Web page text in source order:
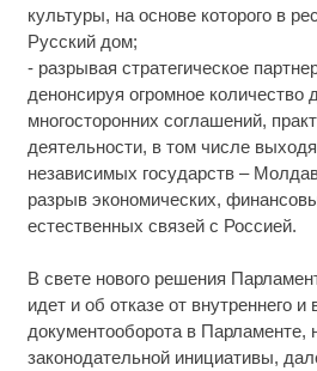
культуры, на основе которого в
Русский дом;
- разрывая стратегическое
денонсируя огромное количество
многосторонних соглашений,
деятельности, в том числе
независимых государств –
разрыв экономических,
естественных связей с Россией.
В свете нового решения
идет и об отказе от внутреннего
документооборота в Парламенте,
законодательной инициативы,